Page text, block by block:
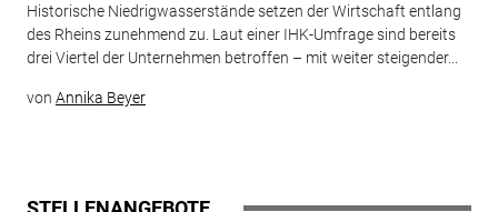
Historische Niedrigwasserstände setzen der Wirtschaft entlang
des Rheins zunehmend zu. Laut einer IHK-Umfrage sind bereits
drei Viertel der Unternehmen betroffen – mit weiter steigender...
von Annika Beyer